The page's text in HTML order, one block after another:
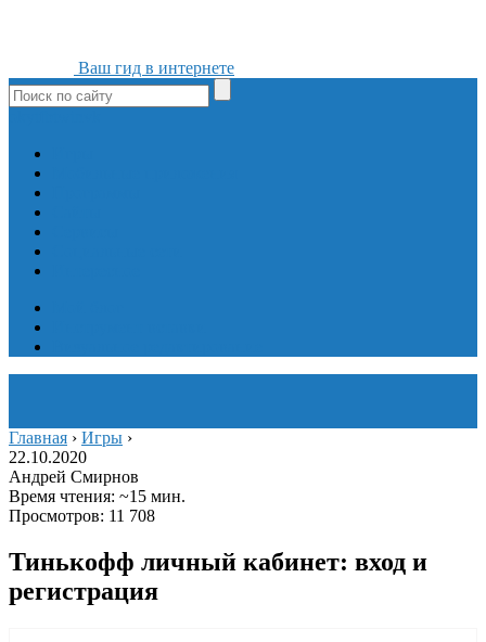
Ваш гид в интернете
Главная › Игры ›
22.10.2020
Андрей Смирнов
Время чтения: ~15 мин.
Просмотров: 11 708
Тинькофф личный кабинет: вход и
регистрация